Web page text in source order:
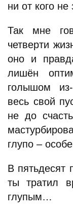
ни от кого не
Так мне
четверти
оно и
лишён
голышом
весь свой
не до
глупо –
В пятьдесят
ты тратил
глупым…